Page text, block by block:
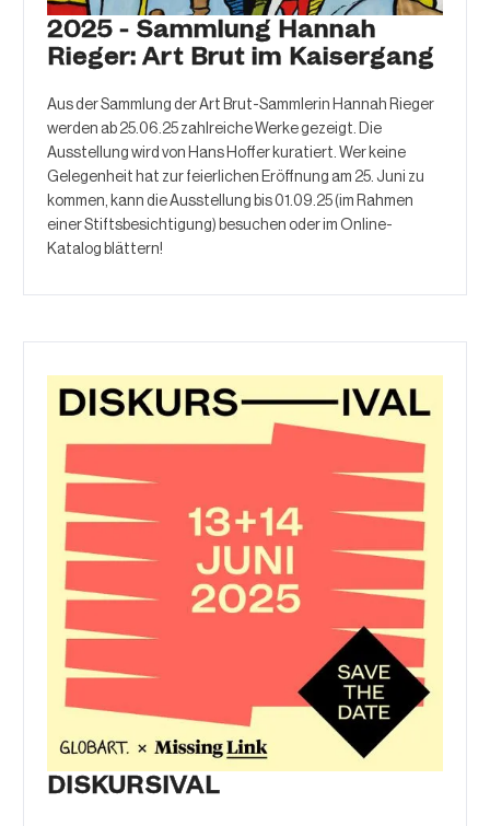
2025 - Sammlung Hannah
Rieger: Art Brut im Kaisergang
Aus der Sammlung der Art Brut-Sammlerin Hannah Rieger
werden ab 25.06.25 zahlreiche Werke gezeigt. Die
Ausstellung wird von Hans Hoffer kuratiert. Wer keine
Gelegenheit hat zur feierlichen Eröffnung am 25. Juni zu
kommen, kann die Ausstellung bis 01.09.25 (im Rahmen
einer Stiftsbesichtigung) besuchen oder im Online-
Katalog blättern!
DISKURSIVAL